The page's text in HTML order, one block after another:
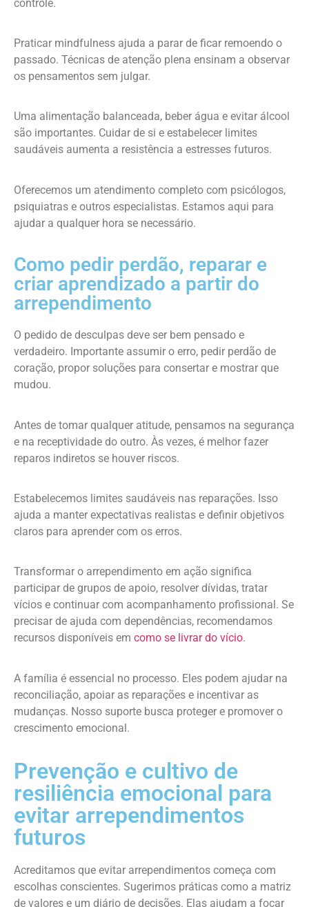
controle.
Praticar mindfulness ajuda a parar de ficar remoendo o
passado. Técnicas de atenção plena ensinam a observar
os pensamentos sem julgar.
Uma alimentação balanceada, beber água e evitar álcool
são importantes. Cuidar de si e estabelecer limites
saudáveis aumenta a resistência a estresses futuros.
Oferecemos um atendimento completo com psicólogos,
psiquiatras e outros especialistas. Estamos aqui para
ajudar a qualquer hora se necessário.
Como pedir perdão, reparar e
criar aprendizado a partir do
arrependimento
O pedido de desculpas deve ser bem pensado e
verdadeiro. Importante assumir o erro, pedir perdão de
coração, propor soluções para consertar e mostrar que
mudou.
Antes de tomar qualquer atitude, pensamos na segurança
e na receptividade do outro. Às vezes, é melhor fazer
reparos indiretos se houver riscos.
Estabelecemos limites saudáveis nas reparações. Isso
ajuda a manter expectativas realistas e definir objetivos
claros para aprender com os erros.
Transformar o arrependimento em ação significa
participar de grupos de apoio, resolver dívidas, tratar
vícios e continuar com acompanhamento profissional. Se
precisar de ajuda com dependências, recomendamos
recursos disponíveis em como se livrar do vício.
A família é essencial no processo. Eles podem ajudar na
reconciliação, apoiar as reparações e incentivar as
mudanças. Nosso suporte busca proteger e promover o
crescimento emocional.
Prevenção e cultivo de
resiliência emocional para
evitar arrependimentos
futuros
Acreditamos que evitar arrependimentos começa com
escolhas conscientes. Sugerimos práticas como a matriz
de valores e um diário de decisões. Elas ajudam a focar